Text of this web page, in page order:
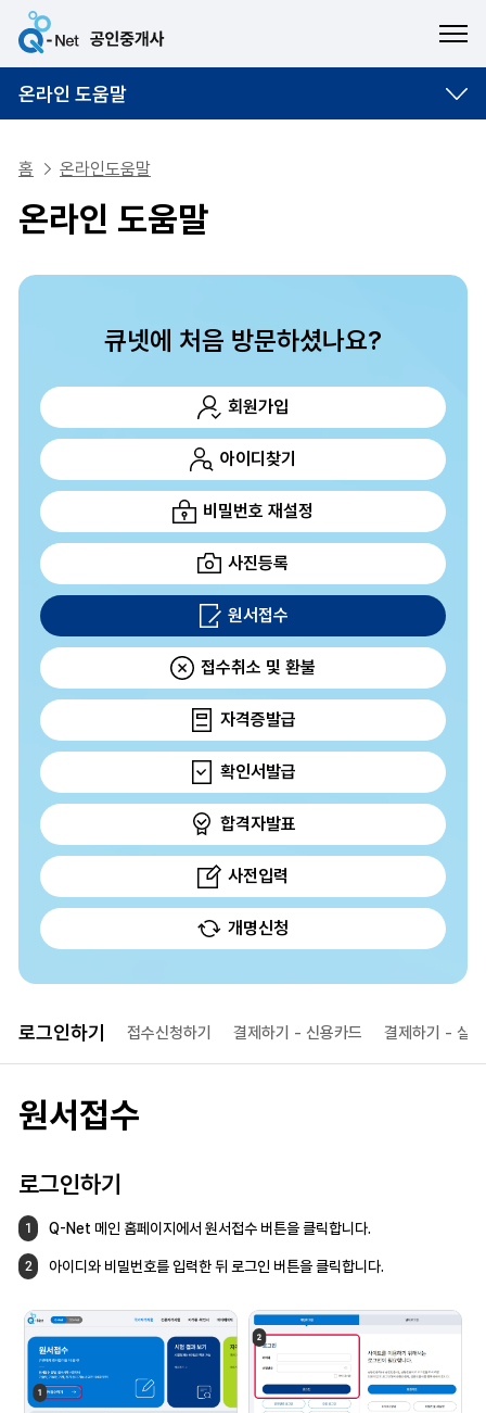
온라인 도움말
홈 온라인도움말
온라인 도움말
큐넷에 처음 방문하셨나요?
회원가입
아이디찾기
비밀번호 재설정
사진등록
원서접수
접수취소 및 환불
자격증발급
확인서발급
합격자발표
사전입력
개명신청
로그인하기 접수신청하기 결제하기 - 신용카드 결제하기 - 실
원서접수
로그인하기
1 Q-Net 메인 홈페이지에서 원서접수 버튼을클릭합니다.
2 아이디와 비밀번호를 입력한 뒤 로그인 버튼을클릭합니다.